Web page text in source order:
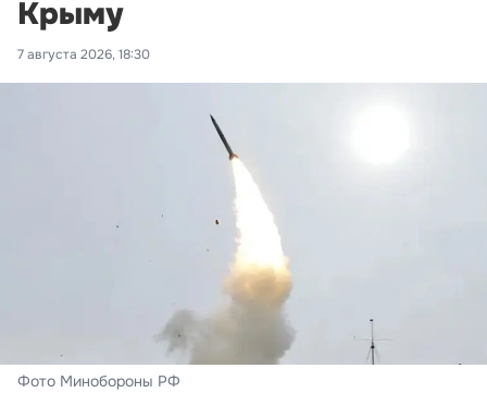
Крыму
7 августа 2026, 18:30
Фото Минобороны РФ